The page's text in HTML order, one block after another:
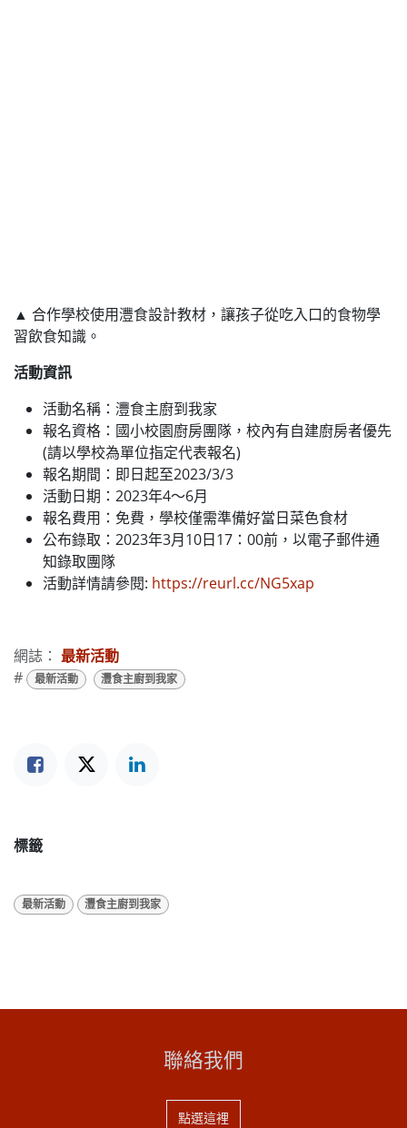
▲ 合作學校使用灃食設計教材，讓孩子從吃入口的食物學
習飲食知識。
活動資訊
活動名稱：灃食主廚到我家
報名資格：國小校園廚房團隊，校內有自建廚房者優先
(請以學校為單位指定代表報名)
報名期間：即日起至2023/3/3
活動日期：2023年4～6月
報名費用：免費，學校僅需準備好當日菜色食材
公布錄取：2023年3月10日17：00前，以電子郵件通
知錄取團隊
活動詳情請參閱: https://reurl.cc/NG5xap
網誌： 最新活動
#
最新活動 灃食主廚到我家
標籤
最新活動 灃食主廚到我家
聯絡我們
點選這裡